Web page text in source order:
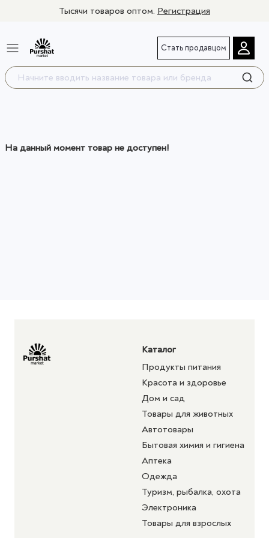
Тысячи товаров оптом. Регистрация
Стать продавцом
На данный момент товар не доступен!
Каталог
Продукты питания
Красота и здоровье
Дом и сад
Товары для животных
Автотовары
Бытовая химия и гигиена
Аптека
Одежда
Туризм, рыбалка, охота
Электроника
Товары для взрослых